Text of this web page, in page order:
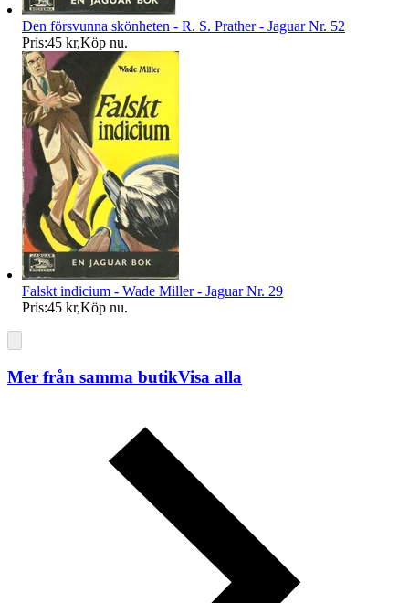
Den försvunna skönheten - R. S. Prather - Jaguar Nr. 52
Pris:45 kr,Köp nu.
Falskt indicium - Wade Miller - Jaguar Nr. 29
Pris:45 kr,Köp nu.
Mer från samma butikVisa alla